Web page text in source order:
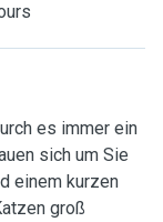
es immer ein
sich um Sie
einem kurzen
groß